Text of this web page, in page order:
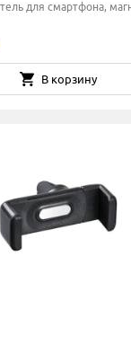
для смартфона,
В корзину